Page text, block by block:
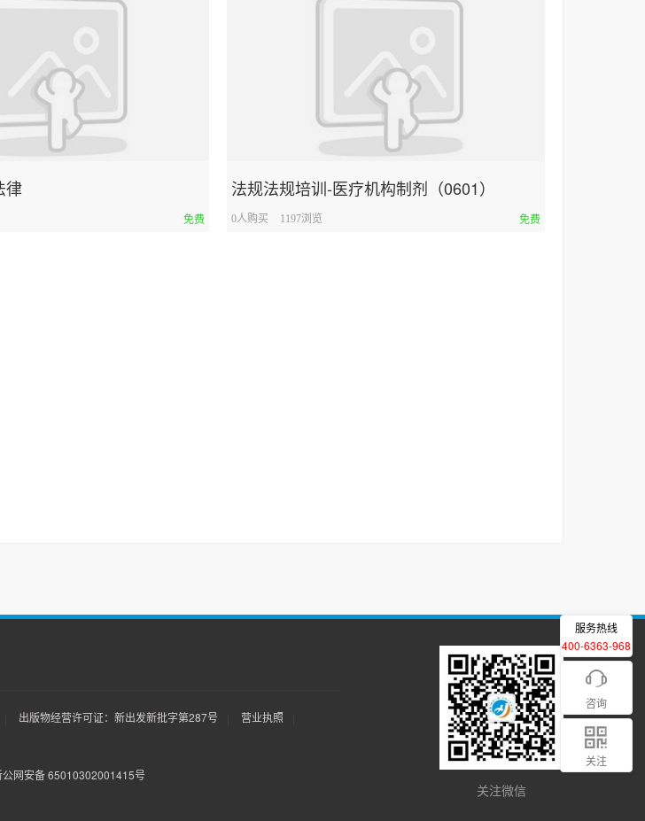
律
免费
法规法规培训-医疗机构制剂（0601）
免费
0人购买 1197浏览
出版物经营许可证：新出发新批字第287号 营业执照
公网安备 65010302001415号
关注微信
服务热线
400-6363-968
咨询
关注